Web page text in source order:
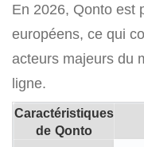
En 2026, Qonto est
européens, ce qui
acteurs majeurs du
ligne.
Caractéristiques
de Qonto